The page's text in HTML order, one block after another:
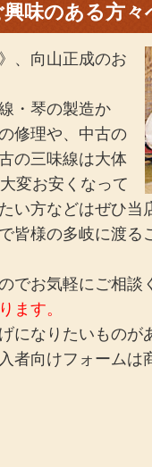
味のある方々
、向山正成のお
・琴の製造か
修理や、中古の
の三味線は大体
変お安くなって
い方などはぜひ当
皆様の多岐に渡る
でお気軽にご相談
ます。
になりたいものが
者向けフォームは